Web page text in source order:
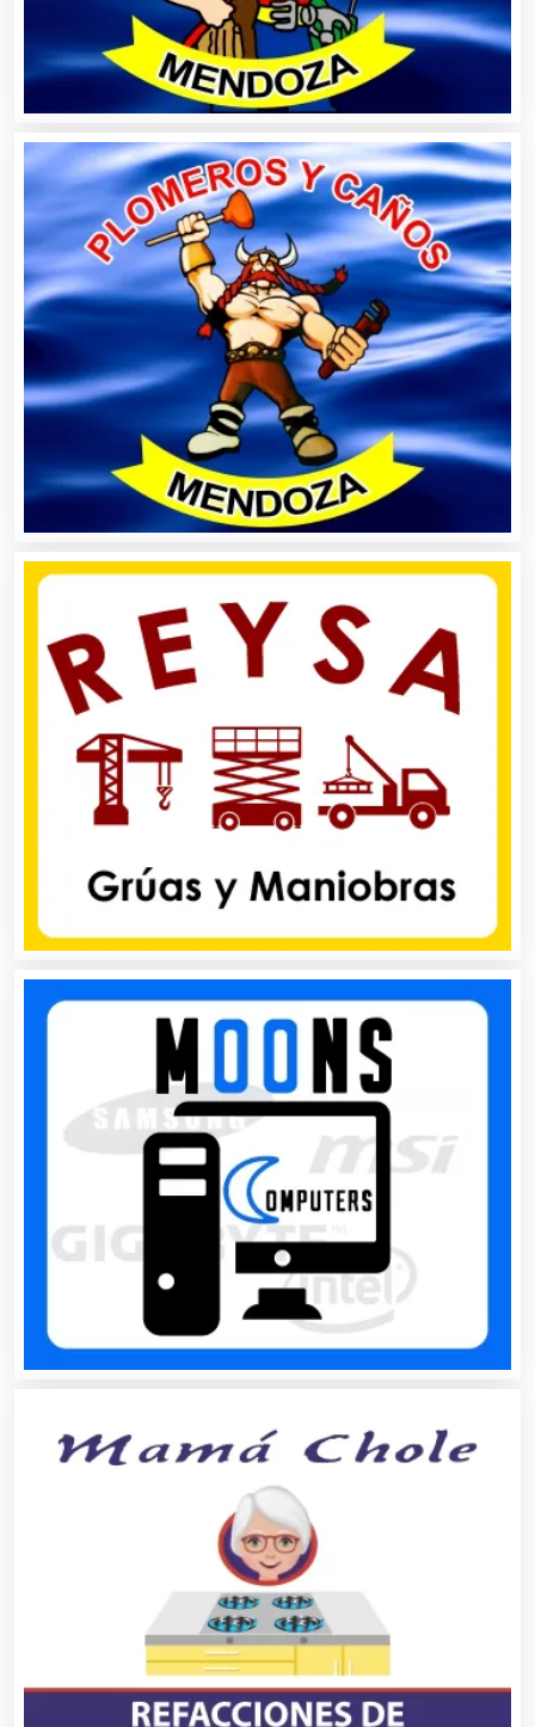
Audio, Sonido e Iluminación
Audios para Eventos
Autobuses
Automatización
Automóviles Nuevos y Usados
Autopartes Eléctricas
Balnearios
Bancos
Banquetes
Basculas
Bebidas
Belleza
Bordados y Estampados
Cajas de Ahorro